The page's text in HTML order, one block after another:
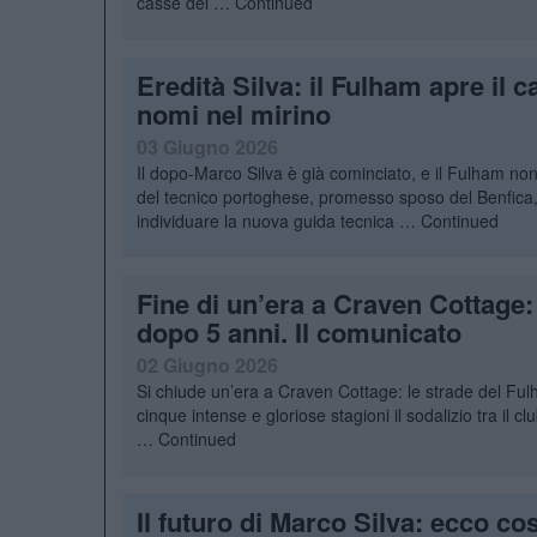
Eredità Silva: il Fulham apre il
nomi nel mirino
03 Giugno 2026
Il dopo-Marco Silva è già cominciato, e il Fulham
del tecnico portoghese, promesso sposo del
individuare la nuova guida tecnica … Continued
Fine di un’era a Craven
dopo 5 anni. Il comunicato
Si chiude un’era a Craven Cottage: le strade del
cinque intense e gloriose stagioni il sodalizio tra il
… Continued
Il futuro di Marco Silva: ecco